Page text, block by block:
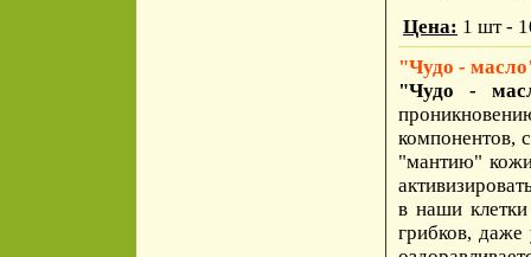
Цена: 1 шт -
"Чудо -
"Чудо -
компонентов,
"мантию"
в наши
грибков, даже